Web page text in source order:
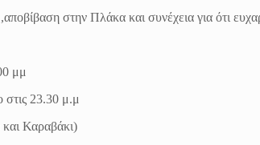
στην Πλάκα και συνέχεια για ότι
μμ
23.30 μ.μ
Καραβάκι)